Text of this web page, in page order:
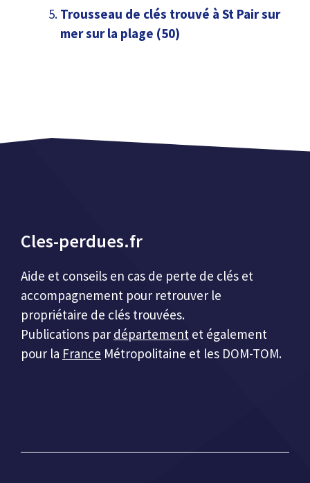
Trousseau de clés trouvé à St Pair sur
mer sur la plage (50)
Cles-perdues.fr
Aide et conseils en cas de perte de clés et
accompagnement pour retrouver le
propriétaire de clés trouvées.
Publications par département et également
pour la France Métropolitaine et les DOM-TOM.